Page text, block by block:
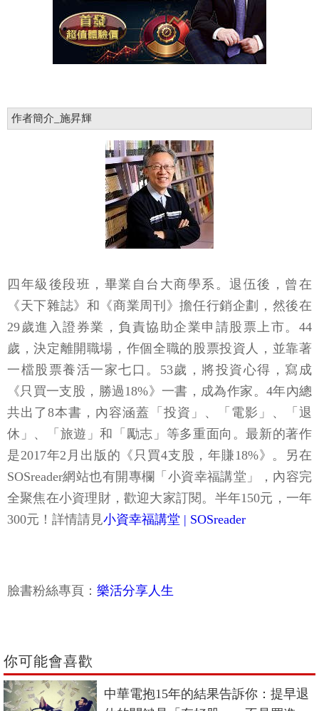
作者簡介_施昇輝
四年級後段班，畢業自台大商學系。退伍後，曾在
《天下雜誌》和《商業周刊》擔任行銷企劃，然後在
29歲進入證券業，負責協助企業申請股票上市。44
歲，決定離開職場，作個全職的股票投資人，並靠著
一檔股票養活一家七口。53歲，將投資心得，寫成
《只買一支股，勝過18%》一書，成為作家。4年內總
共出了8本書，內容涵蓋「投資」、「電影」、「退
休」、「旅遊」和「勵志」等多重面向。最新的著作
是2017年2月出版的《只買4支股，年賺18%》。另在
SOSreader網站也有開專欄「小資幸福講堂」，內容完
全聚焦在小資理財，歡迎大家訂閱。半年150元，一年
300元！詳情請見小資幸福講堂 | SOSreader
臉書粉絲專頁： 樂活分享人生
你可能會喜歡
中華電抱15年的結果告訴你：提早退